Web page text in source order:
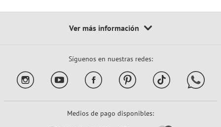
Síguenos en nuestras redes:
Medios de pago disponibles: